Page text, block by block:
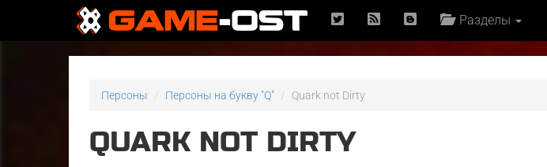
Разделы
Персоны Персоны на букву "Q" Quark not Dirty
QUARK NOT DIRTY